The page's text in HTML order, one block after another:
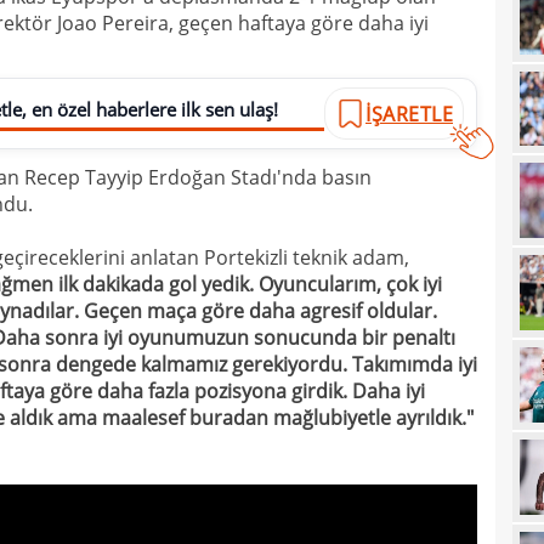
Joao Pereira, geçen haftaya göre daha iyi
en özel haberlere ilk sen ulaş! İŞARETLE
Recep Tayyip Erdoğan Stadı'nda basın
anlatan Portekizli teknik adam,
ilk dakikada gol yedik. Oyuncularım, çok iyi
Geçen maça göre daha agresif oldular.
sonra iyi oyunumuzun sonucunda bir penaltı
dengede kalmamız gerekiyordu. Takımımda iyi
göre daha fazla pozisyona girdik. Daha iyi
ama maalesef buradan mağlubiyetle ayrıldık."